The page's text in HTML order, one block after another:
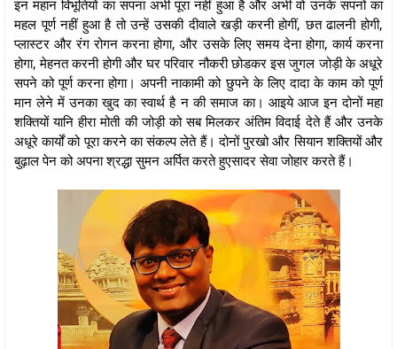
इन महान विभूतियों का सपना अभी पूरा नहीं हुआ है और अभी वो उनके सपनों का
महल पूर्ण नहीं हुआ है तो उन्हें उसकी दीवाले खड़ी करनी होगीं, छत ढालनी होगी,
प्लास्टर और रंग रोगन करना होगा, और उसके लिए समय देना होगा, कार्य करना
होगा, मेहनत करनी होगी और घर परिवार नौकरी छोडकर इस जुगल जोड़ी के अधूरे
सपने को पूर्ण करना होगा। अपनी नाकामी को छुपने के लिए दादा के काम को पूर्ण
मान लेने में उनका खुद का स्वार्थ है न की समाज का। आइये आज इन दोनों महा
शक्तियों यानि हीरा मोती की जोड़ी को सब मिलकर अंतिम विदाई देते हैं और उनके
अधूरे कार्यों को पूरा करने का संकल्प लेते हैं। दोनों पुरखो और सियान शक्तियों और
बुढ़ाल पेन को अपना श्रद्धा सुमन अर्पित करते हुएसादर सेवा जोहार करते हैं।